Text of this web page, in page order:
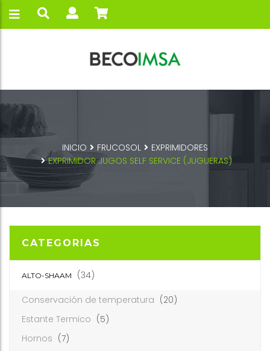
INICIO FRUCOSOL
EXPRIMIDORES
EXPRIMIDOR JUGOS SELF SERVICE (JUGUERAS)
CATEGORIAS
ALTO-SHAAM (34)
Conservación de temperatura (20)
Estante Termico (5)
Hornos (7)